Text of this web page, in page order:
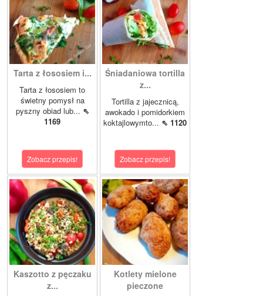
Tarta z łososiem i...
Tarta z łososiem to
świetny pomysł na
pyszny obiad lub... ⇖
1169
Zobacz przepis!
Śniadaniowa tortilla
z...
Tortilla z jajecznicą,
awokado i pomidorkiem
koktajlowymto... ⇖ 1120
Zobacz przepis!
Kaszotto z pęczaku
z...
Kotlety mielone
pieczone